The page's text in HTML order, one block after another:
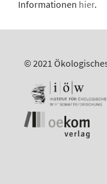
Informationen hier.
© 2021